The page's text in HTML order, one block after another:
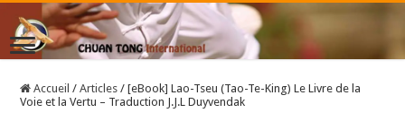
Accueil / Articles / [eBook] Lao-Tseu (Tao-Te-King) Le Livre de la
Voie et la Vertu – Traduction J.J.L Duyvendak